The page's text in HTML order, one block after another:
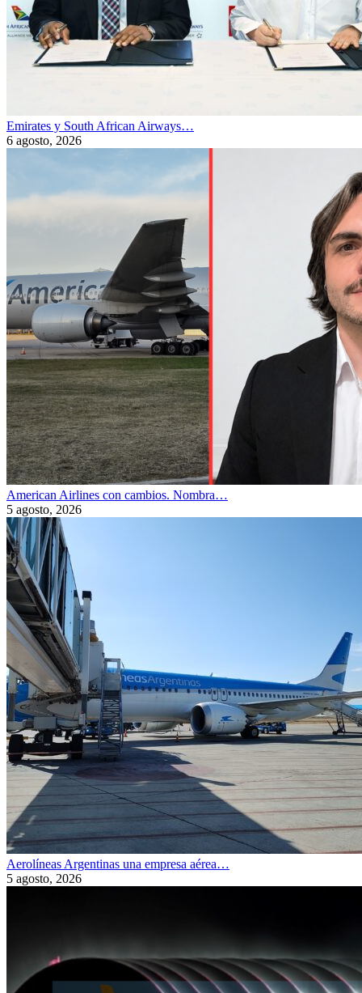
Emirates y South African Airways…
6 agosto, 2026
American Airlines con cambios. Nombra…
5 agosto, 2026
Aerolíneas Argentinas una empresa aérea…
5 agosto, 2026